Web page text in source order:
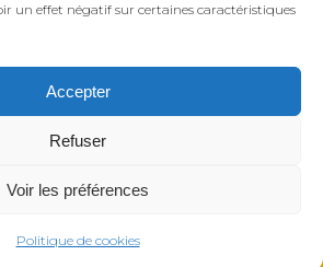
un effet négatif sur certaines caractéristiques
Accepter
Refuser
Voir les préférences
Politique de cookies
@ Tous droits réservés
Tanière– Photos
Mentions légales –